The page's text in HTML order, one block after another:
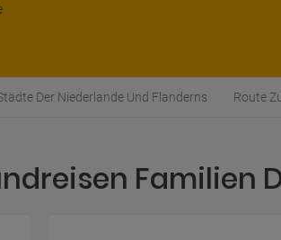
Der Niederlande Und Flanderns
Route
Familien